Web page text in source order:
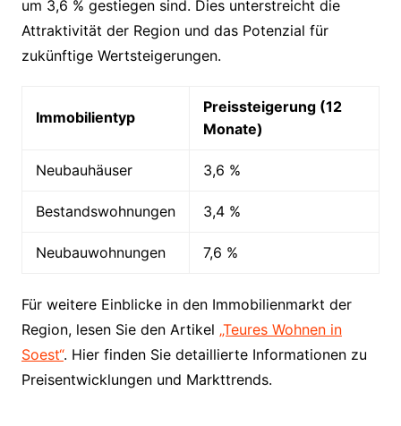
um 3,6 % gestiegen sind. Dies unterstreicht die
Attraktivität der Region und das Potenzial für
zukünftige Wertsteigerungen.
Immobilientyp
Preissteigerung (12
Monate)
Neubauhäuser 3,6 %
Bestandswohnungen 3,4 %
Neubauwohnungen 7,6 %
Für weitere Einblicke in den Immobilienmarkt der
Region, lesen Sie den Artikel „Teures Wohnen in
Soest“. Hier finden Sie detaillierte Informationen zu
Preisentwicklungen und Markttrends.